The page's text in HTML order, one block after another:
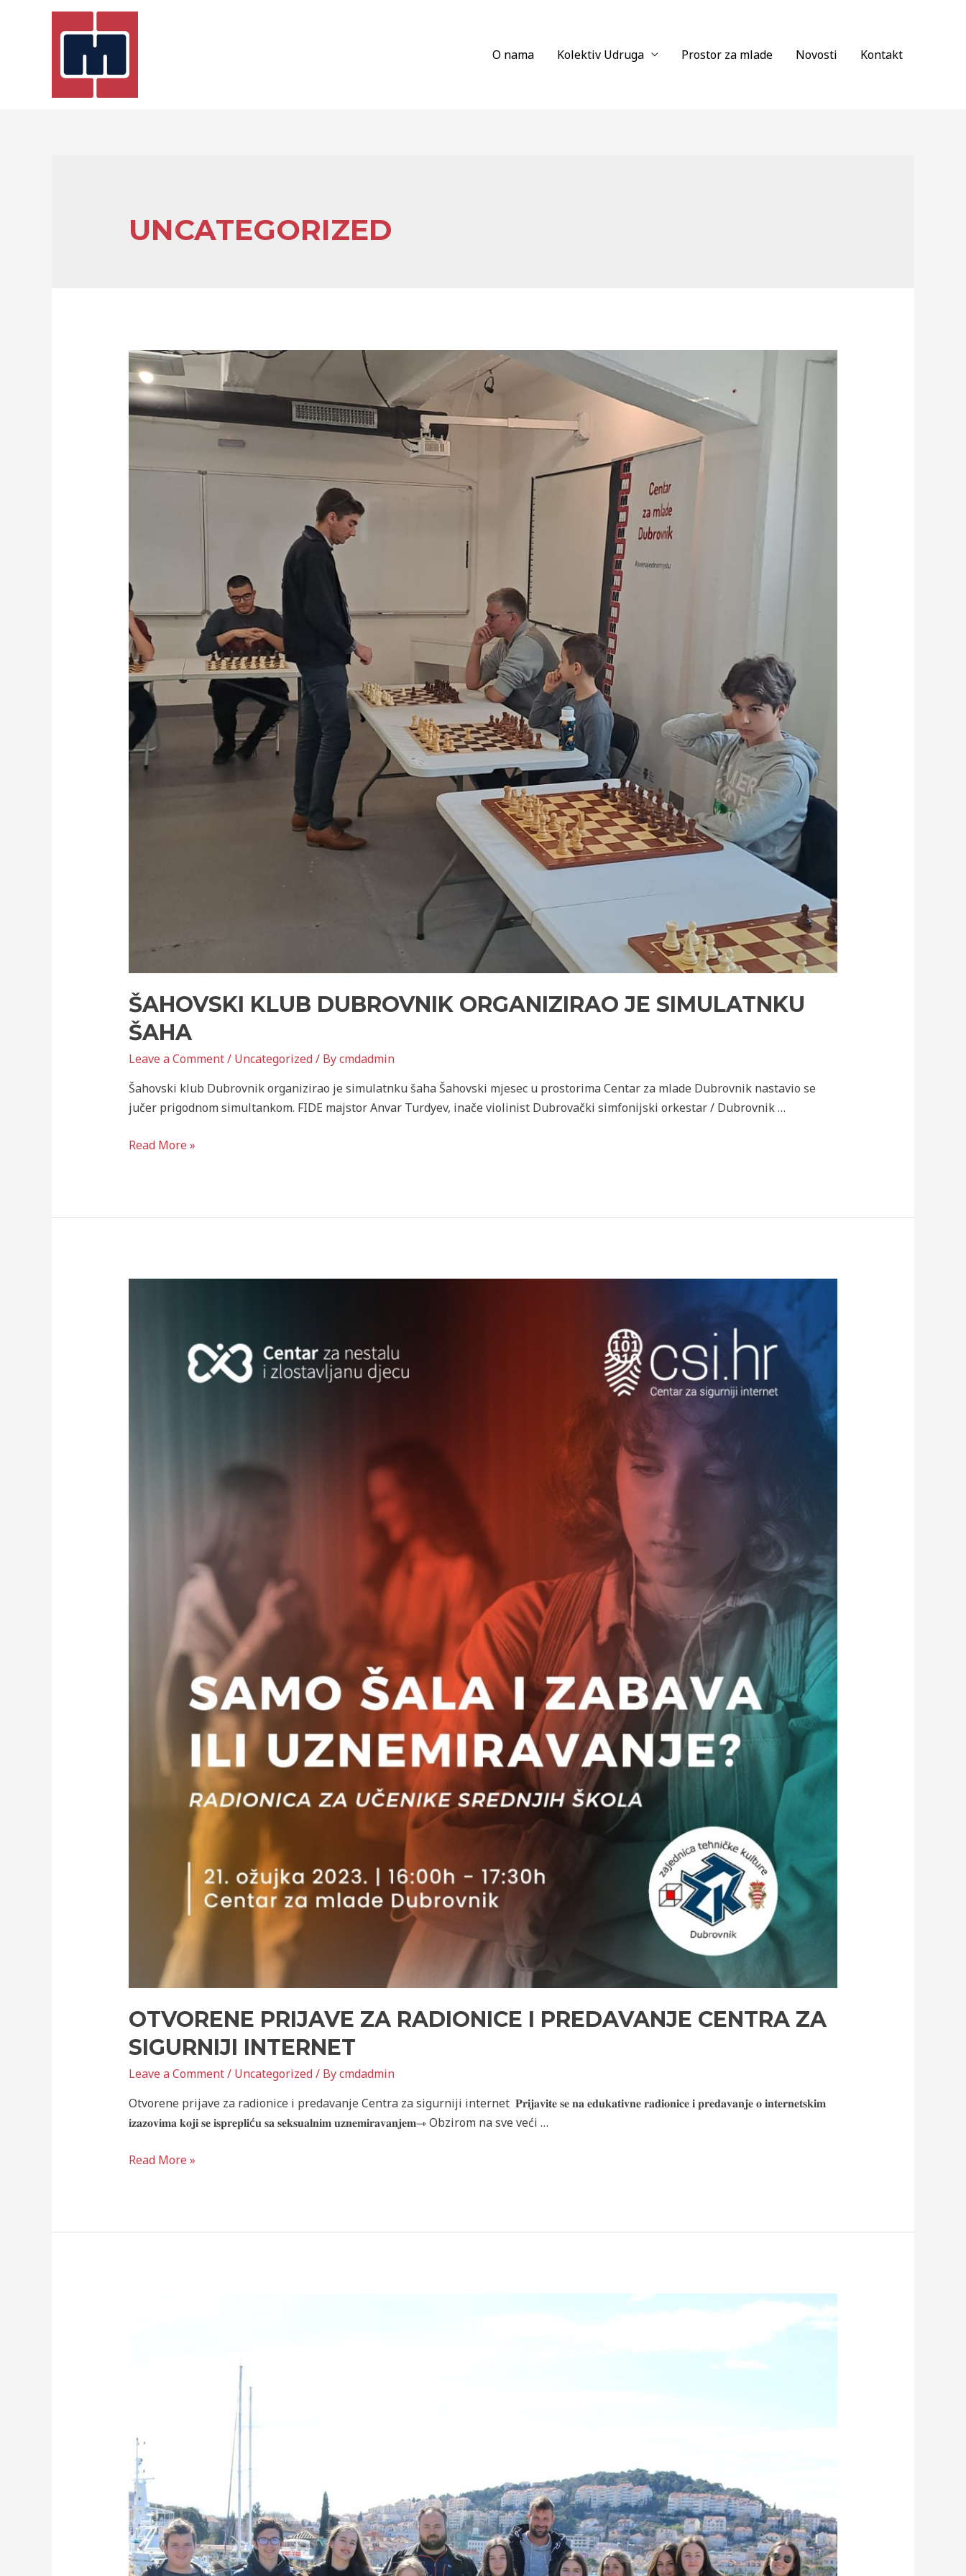
O nama Kolektiv Udruga Prostor za mlade Novosti Kontakt
UNCATEGORIZED
ŠAHOVSKI KLUB DUBROVNIK ORGANIZIRAO JE SIMULATNKU
ŠAHA
Leave a Comment/ Uncategorized/ Bycmdadmin
Šahovski klub Dubrovnik organizirao je simulatnku šaha Šahovski mjesec u prostorima Centar za mlade Dubrovnik nastavio se
jučer prigodnom simultankom. FIDE majstor Anvar Turdyev, inače violinist Dubrovački simfonijski orkestar / Dubrovnik …
Read More »
OTVORENE PRIJAVE ZA RADIONICE I PREDAVANJE CENTRA ZA
SIGURNIJI INTERNET
Leave a Comment/ Uncategorized/ Bycmdadmin
Otvorene prijave za radionice i predavanje Centra za sigurniji internet 𝐏𝐫𝐢𝐣𝐚𝐯𝐢𝐭𝐞 𝐬𝐞 𝐧𝐚 𝐞𝐝𝐮𝐤𝐚𝐭𝐢𝐯𝐧𝐞 𝐫𝐚𝐝𝐢𝐨𝐧𝐢𝐜𝐞 𝐢 𝐩𝐫𝐞𝐝𝐚𝐯𝐚𝐧𝐣𝐞 𝐨 𝐢𝐧𝐭𝐞𝐫𝐧𝐞𝐭𝐬𝐤𝐢𝐦
𝐢𝐳𝐚𝐳𝐨𝐯𝐢𝐦𝐚 𝐤𝐨𝐣𝐢 𝐬𝐞 𝐢𝐬𝐩𝐫𝐞𝐩𝐥𝐢ć𝐮 𝐬𝐚 𝐬𝐞𝐤𝐬𝐮𝐚𝐥𝐧𝐢𝐦 𝐮𝐳𝐧𝐞𝐦𝐢𝐫𝐚𝐯𝐚𝐧𝐣𝐞𝐦⇾ Obzirom na sve veći …
Read More »